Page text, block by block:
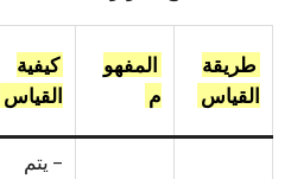
طريقة
القياس
المفهو
م
كيفية
القياس
– يتم